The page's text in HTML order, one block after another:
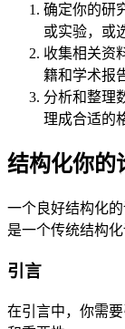
确定你的研
或实验，或
收集相关资
籍和学术报
分析和整理
理成合适的
结构化你的
一个良好结构化
是一个传统结构化
引言
在引言中，你需